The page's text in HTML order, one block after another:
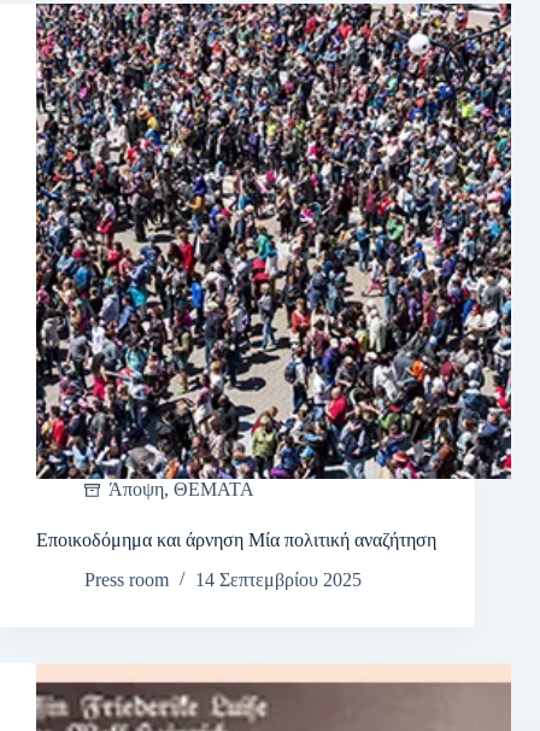
Άποψη, ΘΕΜΑΤΑ
Εποικοδόμημα και άρνηση Μία πολιτική αναζήτηση
Press room
14 Σεπτεμβρίου 2025